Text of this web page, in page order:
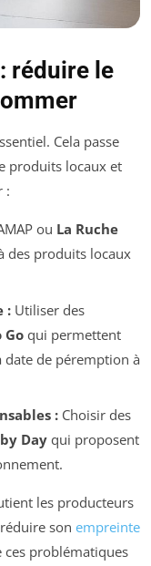
réduire le
Cela passe
produits locaux et
:
ou La Ruche
des produits locaux
:Utiliser des
Goqui permettent
date de péremption à
:Choisir des
Dayqui proposent
les producteurs
son empreinte
ces problématiques